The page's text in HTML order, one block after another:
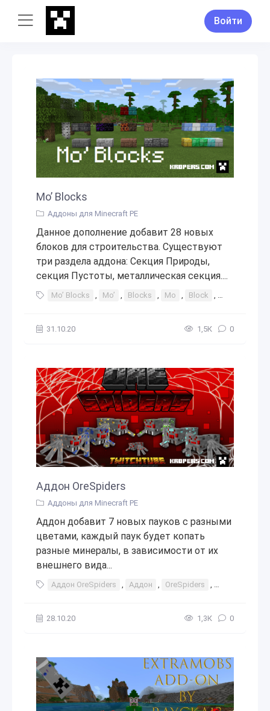
Войти
Mo’ Blocks
Аддоны для Minecraft PE
Данное дополнение добавит 28 новых
блоков для строительства. Существуют
три раздела аддона: Секция Природы,
секция Пустоты, металлическая секция....
Mo’ Blocks , Mo’ , Blocks , Mo , Block , Мо
31.10.20 1,5К 0
Аддон OreSpiders
Аддоны для Minecraft PE
Аддон добавит 7 новых пауков с разными
цветами, каждый паук будет копать
разные минералы, в зависимости от их
внешнего вида...
Аддон OreSpiders , Аддон , OreSpiders , аддоны
28.10.20 1,3К 0